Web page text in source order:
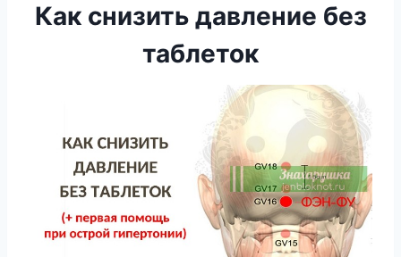
Как снизить давление без
таблеток